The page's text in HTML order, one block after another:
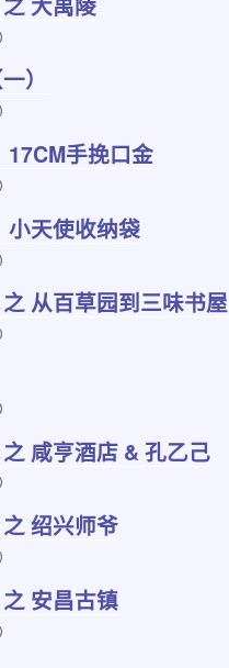
）
17CM手挽口金
小天使收纳袋
之 从百草园到三味书屋
之 咸亨酒店 & 孔乙己
之 绍兴师爷
之 安昌古镇